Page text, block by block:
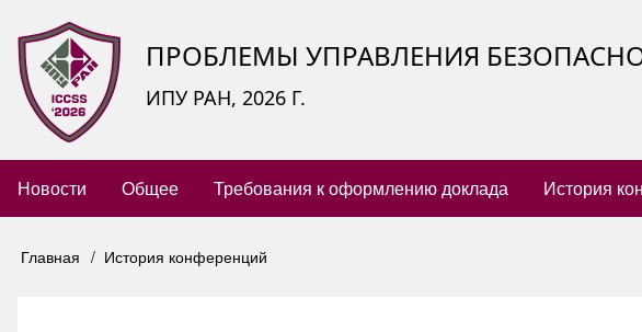
Перейти
основному
содержанию
ПРОБЛЕМЫ УПРАВЛЕНИЯ
ИПУ РАН, 2026 Г.
Main
navigation
Новости Общее Требования к оформлению доклада История
Строка
Главная История конференций